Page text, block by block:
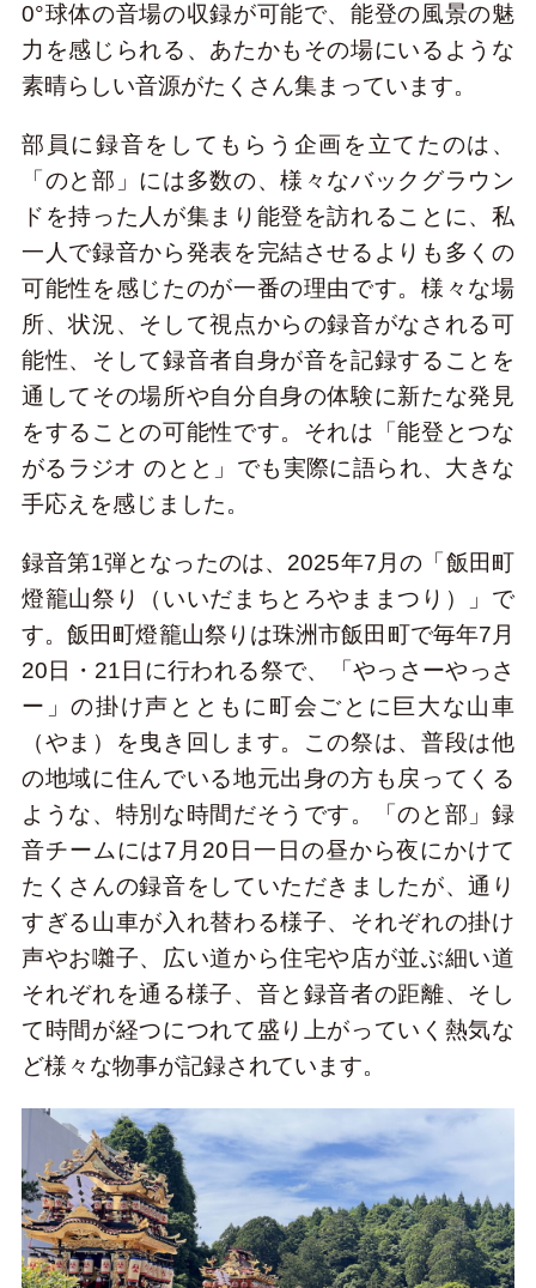
0°球体の音場の収録が可能で、能登の風景の魅
力を感じられる、あたかもその場にいるような
素晴らしい音源がたくさん集まっています。
部員に録音をしてもらう企画を立てたのは、
「のと部」には多数の、様々なバックグラウン
ドを持った人が集まり能登を訪れることに、私
一人で録音から発表を完結させるよりも多くの
可能性を感じたのが一番の理由です。様々な場
所、状況、そして視点からの録音がなされる可
能性、そして録音者自身が音を記録することを
通してその場所や自分自身の体験に新たな発見
をすることの可能性です。それは「能登とつな
がるラジオ のとと」でも実際に語られ、大きな
手応えを感じました。
録音第1弾となったのは、2025年7月の「飯田町
燈籠山祭り（いいだまちとろやままつり）」で
す。飯田町燈籠山祭りは珠洲市飯田町で毎年7月
20日・21日に行われる祭で、「やっさーやっさ
ー」の掛け声とともに町会ごとに巨大な山車
（やま）を曳き回します。この祭は、普段は他
の地域に住んでいる地元出身の方も戻ってくる
ような、特別な時間だそうです。「のと部」録
音チームには7月20日一日の昼から夜にかけて
たくさんの録音をしていただきましたが、通り
すぎる山車が入れ替わる様子、それぞれの掛け
声やお囃子、広い道から住宅や店が並ぶ細い道
それぞれを通る様子、音と録音者の距離、そし
て時間が経つにつれて盛り上がっていく熱気な
ど様々な物事が記録されています。